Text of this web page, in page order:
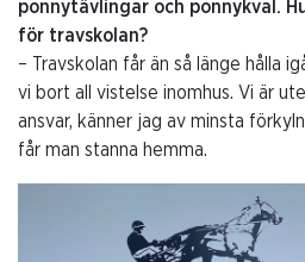
ponnytävlingar och ponnykval.
för travskolan?
– Travskolan får än så länge hålla
vi bort all vistelse inomhus. Vi är
ansvar, känner jag av minsta
får man stanna hemma.